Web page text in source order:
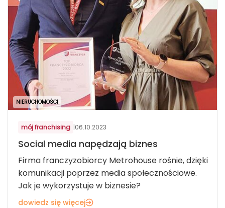
NIERUCHOMOŚCI
mój franchising |06.10.2023
Social media napędzają biznes
Firma franczyzobiorcy Metrohouse rośnie, dzięki
komunikacji poprzez media społecznościowe.
Jak je wykorzystuje w biznesie?
dowiedz się więcej